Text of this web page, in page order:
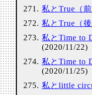
私とTrue（前
私とTrue（後
私とTime to
(2020/11/22)
私とTime to
(2020/11/25)
私とlittle